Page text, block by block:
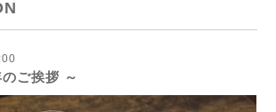
ご挨拶 ～